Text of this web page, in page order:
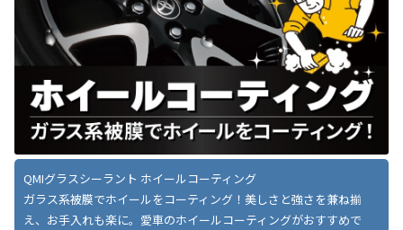
QMIグラスシーラント ホイールコーティング
ガラス系被膜でホイールをコーティング！美しさと強さを兼ね揃
え、お手入れも楽に。愛車のホイールコーティングがおすすめで